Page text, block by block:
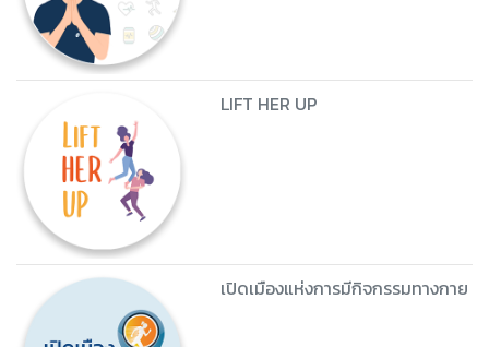
LIFT HER UP
เปิดเมืองแห่งการมีกิจกรรมทางกาย